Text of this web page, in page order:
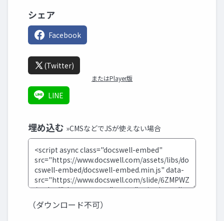
シェア
Facebook
(Twitter)
またはPlayer版
LINE
埋め込む »CMSなどでJSが使えない場合
（ダウンロード不可）